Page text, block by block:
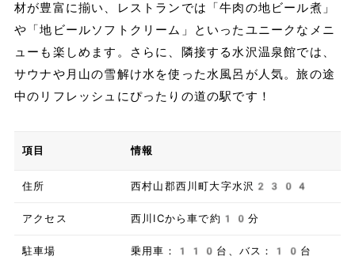
材が豊富に揃い、レストランでは「牛肉の地ビール煮」
や「地ビールソフトクリーム」といったユニークなメニ
ューも楽しめます。さらに、隣接する水沢温泉館では、
サウナや月山の雪解け水を使った水風呂が人気。旅の途
中のリフレッシュにぴったりの道の駅です！
項目 情報
住所 西村山郡西川町大字水沢2304
アクセス 西川ICから車で約10分
駐車場 乗用車：110台、バス：10台